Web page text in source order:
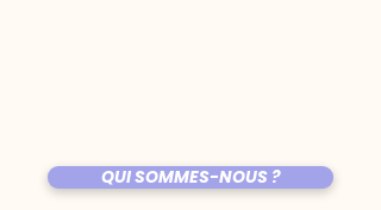
QUI SOMMES-NOUS ?